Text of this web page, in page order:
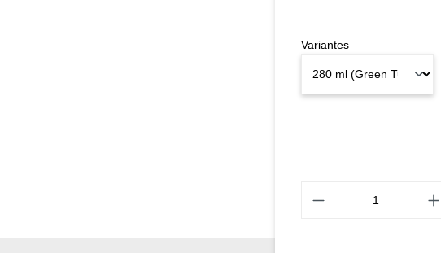
Variantes